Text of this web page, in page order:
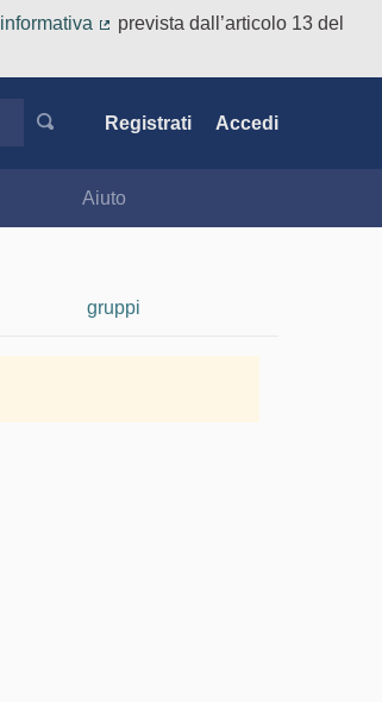
informativa
prevista dall’articolo 13 del
Registrati Accedi
Aiuto
gruppi